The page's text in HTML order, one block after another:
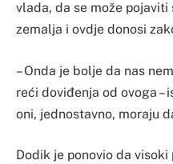
vlada, da se može
zemalja i ovdje donosi
– Onda je bolje da nas
reći doviđenja od ovoga –
oni, jednostavno, moraju
Dodik je ponovio da